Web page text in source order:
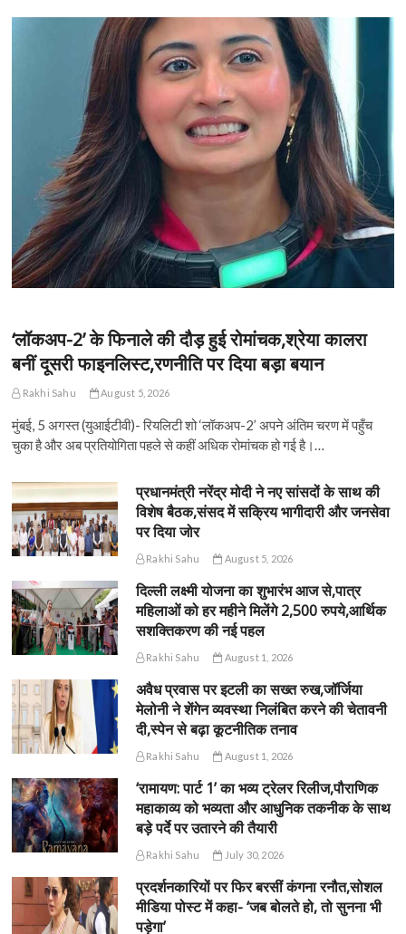
‘लॉकअप-2’ के फिनाले की दौड़ हुई रोमांचक,श्रेया कालरा
बनीं दूसरी फाइनलिस्ट,रणनीति पर दिया बड़ा बयान
Rakhi Sahu August 5, 2026
मुंबई, 5 अगस्त (युआईटीवी)- रियलिटी शो ‘लॉकअप-2’ अपने अंतिम चरण में पहुँच
चुका है और अब प्रतियोगिता पहले से कहीं अधिक रोमांचक हो गई है।…
प्रधानमंत्री नरेंद्र मोदी ने नए सांसदों के साथ की
विशेष बैठक,संसद में सक्रिय भागीदारी और जनसेवा
पर दिया जोर
Rakhi Sahu August 5, 2026
दिल्ली लक्ष्मी योजना का शुभारंभ आज से,पात्र
महिलाओं को हर महीने मिलेंगे 2,500 रुपये,आर्थिक
सशक्तिकरण की नई पहल
Rakhi Sahu August 1, 2026
अवैध प्रवास पर इटली का सख्त रुख,जॉर्जिया
मेलोनी ने शेंगेन व्यवस्था निलंबित करने की चेतावनी
दी,स्पेन से बढ़ा कूटनीतिक तनाव
Rakhi Sahu August 1, 2026
‘रामायण: पार्ट 1’ का भव्य ट्रेलर रिलीज,पौराणिक
महाकाव्य को भव्यता और आधुनिक तकनीक के साथ
बड़े पर्दे पर उतारने की तैयारी
Rakhi Sahu July 30, 2026
प्रदर्शनकारियों पर फिर बरसीं कंगना रनौत,सोशल
मीडिया पोस्ट में कहा- ‘जब बोलते हो, तो सुनना भी
पड़ेगा’